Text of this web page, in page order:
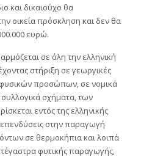
και δικαιούχο θα
οικεία πρόσκληση και δεν θα
ευρώ.
σε όλη την ελληνική
στήριξη σε γεωργικές
φυσικών προσώπων, σε νομικά
σχήματα, των
εντός της ελληνικής
επενδύσεις στην παραγωγή
σε θερμοκήπια και λοιπά
φυτικής παραγωγής,